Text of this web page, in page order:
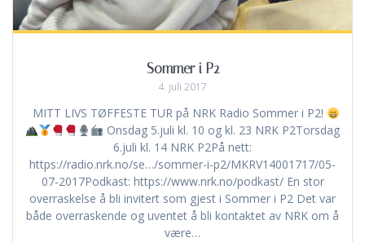
Sommer i P2
4. juli 2017
MITT LIVS TØFFESTE TUR på NRK Radio Sommer i P2!
Onsdag 5.juli kl. 10 og kl. 23 NRK P2Torsdag
6.juli kl. 14 NRK P2På nett:
https://radio.nrk.no/se…/sommer-i-p2/MKRV14001717/05-
07-2017Podkast: https://www.nrk.no/podkast/ En stor
overraskelse å bli invitert som gjest i Sommer i P2 Det var
både overraskende og uventet å bli kontaktet av NRK om å
være…